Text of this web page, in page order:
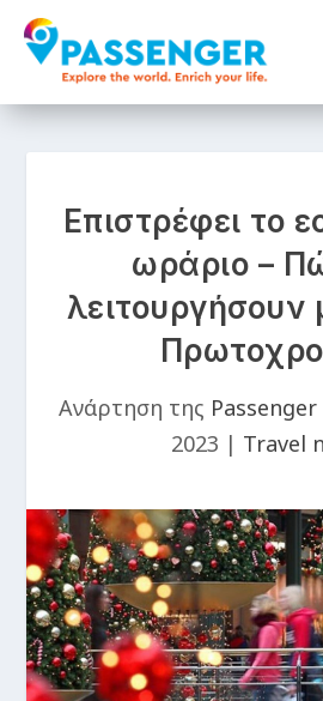
Επιστρέφει το
ωράριο –
λειτουργήσουν
Ανάρτηση της
2023 | Travel